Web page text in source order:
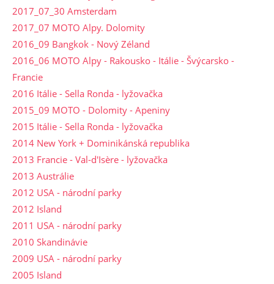
2017_07_30 Amsterdam
2017_07 MOTO Alpy. Dolomity
2016_09 Bangkok - Nový Zéland
2016_06 MOTO Alpy - Rakousko - Itálie - Švýcarsko -
Francie
2016 Itálie - Sella Ronda - lyžovačka
2015_09 MOTO - Dolomity - Apeniny
2015 Itálie - Sella Ronda - lyžovačka
2014 New York + Dominikánská republika
2013 Francie - Val-d'Isère - lyžovačka
2013 Austrálie
2012 USA - národní parky
2012 Island
2011 USA - národní parky
2010 Skandinávie
2009 USA - národní parky
2005 Island